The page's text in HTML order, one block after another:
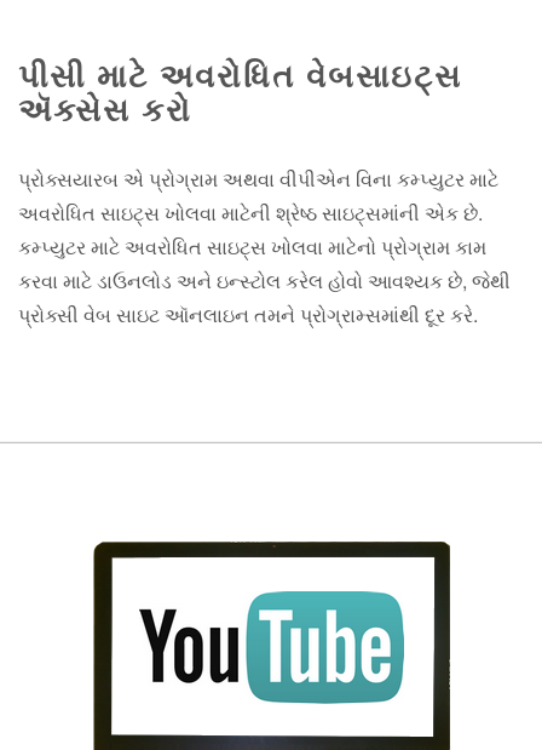
પીસી માટે અવરોધિત વેબસાઇટ્સ
ઍક્સેસ કરો
પ્રોક્સયારબ એ પ્રોગ્રામ અથવા વીપીએન વિના કમ્પ્યુટર માટે
અવરોધિત સાઇટ્સ ખોલવા માટેની શ્રેષ્ઠ સાઇટ્સમાંની એક છે.
કમ્પ્યુટર માટે અવરોધિત સાઇટ્સ ખોલવા માટેનો પ્રોગ્રામ કામ
કરવા માટે ડાઉનલોડ અને ઇન્સ્ટોલ કરેલ હોવો આવશ્યક છે, જેથી
પ્રોક્સી વેબ સાઇટ ઑનલાઇન તમને પ્રોગ્રામ્સમાંથી દૂર કરે.